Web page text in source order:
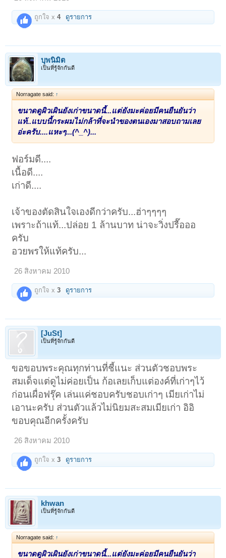
ถูกใจ x4 ดูรายการ
บุพนิมิต
เป็นที่รู้จักกันดี
Norragate said: ↑
ขนาดดูผิวเผินยังเก่าขนาดนี้...แต่ยังมะค่อยมีคนยืนยันว่า
แท้..แบบนี้กระผมไม่กล้าที่จะนำของตนเองมาสอบถามเลย
อ่ะครับ....แหะๆ...(^_^)...
ฟอร์มดี....
เนื้อดี....
เก่าดี....
เจ้าของตัดสินใจเองดีกว่าครับ...ฮ่าๆๆๆๆ
เพราะถ้าแท้...ปล่อย 1 ล้านบาท น่าจะวิ่งปรื๊อออ
ครับ
อวยพรให้แท้ครับ...
26 สิงหาคม 2010
ถูกใจ x3 ดูรายการ
[JuSt]
เป็นที่รู้จักกันดี
ขอขอบพระคุณทุกท่านที่ชี้แนะ ส่วนตัวชอบพระ
สมเด็จแต่ดูไม่ค่อยเป็น ก้อเลยเก็บแต่องค์ที่เก่าๆไว้
ก่อนเผื่อฟรุ๊ค เล่นแค่ชอบครับชอบเก่าๆ เมียเก่าไม่
เอานะครับ ส่วนตัวแล้วไม่นิยมสะสมเมียเก่า อิอิ
ขอบคุณอีกครั้งครับ
26 สิงหาคม 2010
ถูกใจ x3 ดูรายการ
khwan
เป็นที่รู้จักกันดี
Norragate said: ↑
ขนาดดูผิวเผินยังเก่าขนาดนี้...แต่ยังมะค่อยมีคนยืนยันว่า